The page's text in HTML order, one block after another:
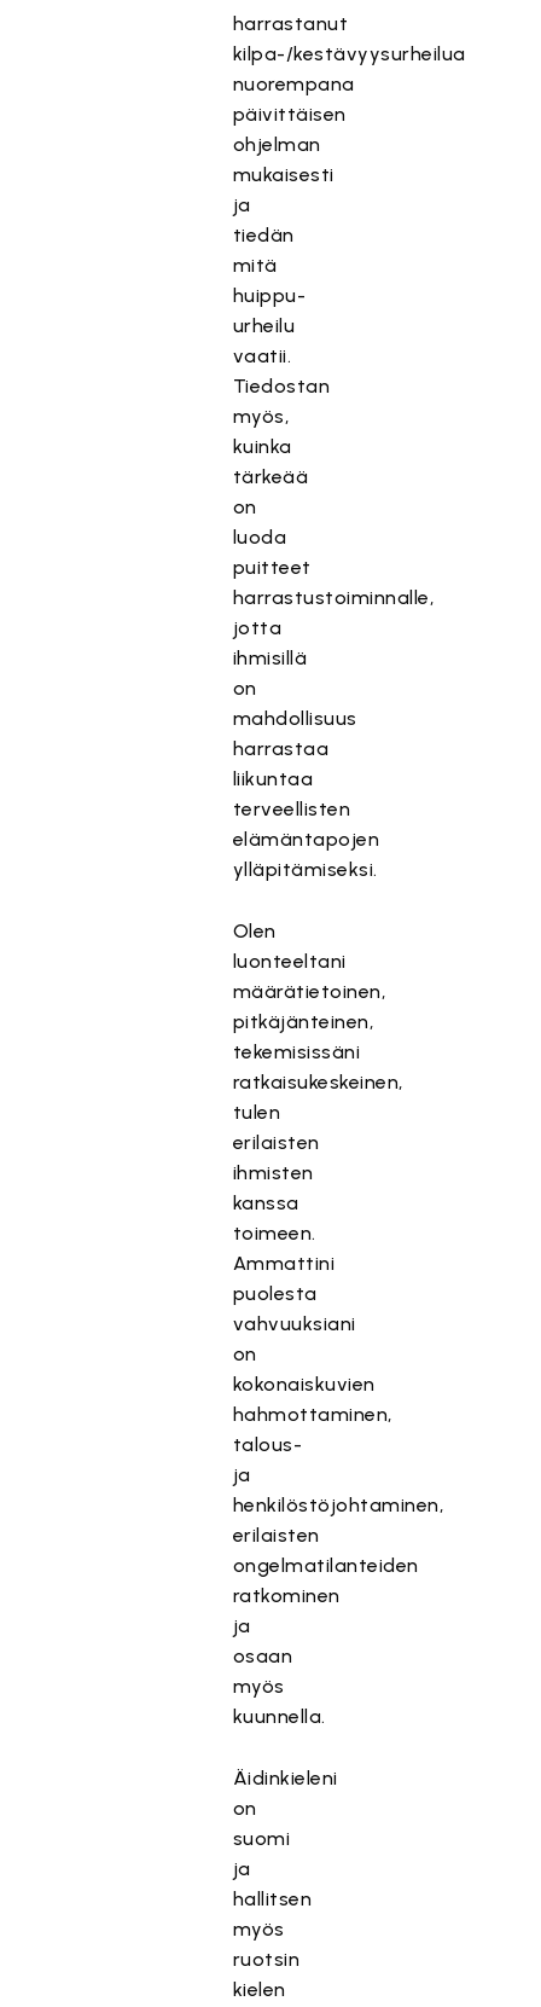
harrastanut
kilpa-/kestävyysurheilua
nuorempana
päivittäisen
ohjelman
mukaisesti
ja
tiedän
mitä
huippu-
urheilu
vaatii.
Tiedostan
myös,
kuinka
tärkeää
on
luoda
puitteet
harrastustoiminnalle,
jotta
ihmisillä
on
mahdollisuus
harrastaa
liikuntaa
terveellisten
elämäntapojen
ylläpitämiseksi.
Olen
luonteeltani
määrätietoinen,
pitkäjänteinen,
tekemisissäni
ratkaisukeskeinen,
tulen
erilaisten
ihmisten
kanssa
toimeen.
Ammattini
puolesta
vahvuuksiani
on
kokonaiskuvien
hahmottaminen,
talous-
ja
henkilöstöjohtaminen,
erilaisten
ongelmatilanteiden
ratkominen
ja
osaan
myös
kuunnella.
Äidinkieleni
on
suomi
ja
hallitsen
myös
ruotsin
kielen